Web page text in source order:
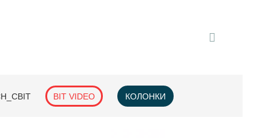
BIT VIDEO КОЛОНКИ